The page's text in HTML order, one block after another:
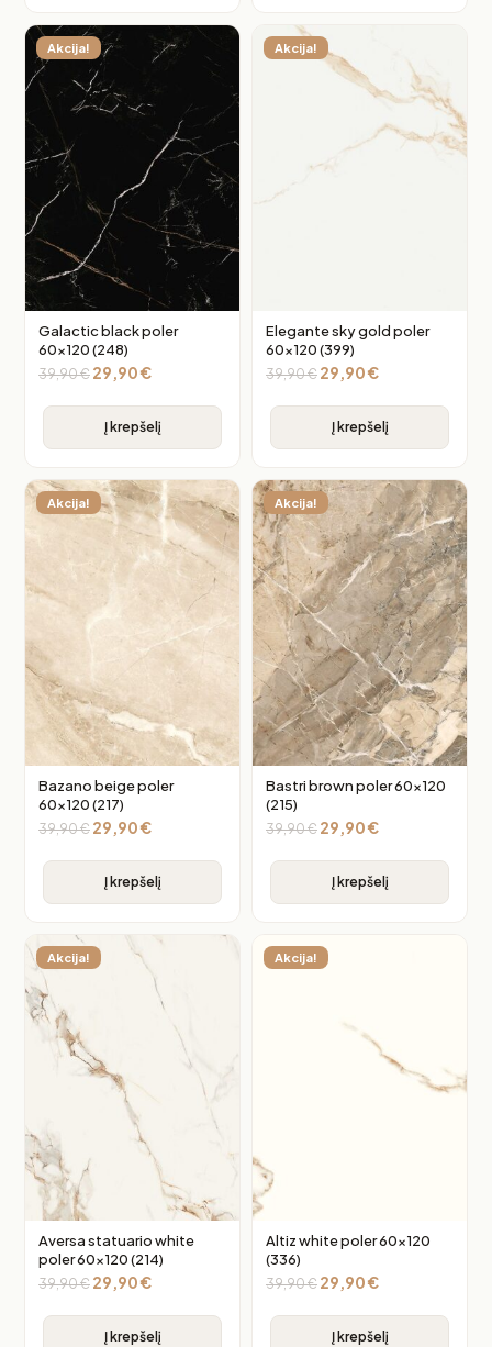
Akcija!
Galactic black poler
60×120 (248)
39,90€ 29,90€
Į krepšelį
Akcija!
Elegante sky gold poler
60×120 (399)
39,90€ 29,90€
Į krepšelį
Akcija!
Bazano beige poler
60×120 (217)
39,90€ 29,90€
Į krepšelį
Akcija!
Bastri brown poler 60×120
(215)
39,90€ 29,90€
Į krepšelį
Akcija!
Aversa statuario white
poler 60×120 (214)
39,90€ 29,90€
Į krepšelį
Akcija!
Altiz white poler 60×120
(336)
39,90€ 29,90€
Į krepšelį